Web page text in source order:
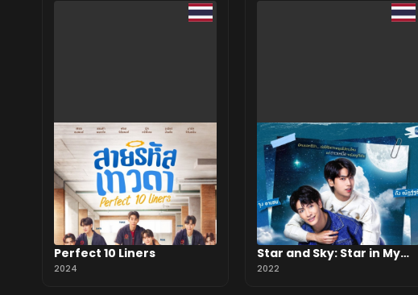
Perfect 10 Liners
2024
Star and Sky: Star in My
Mind
2022